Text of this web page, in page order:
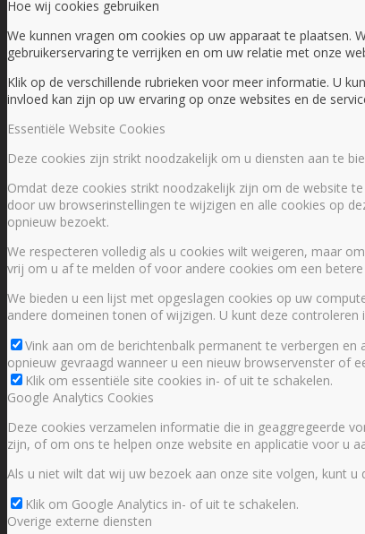
Hoe wij cookies gebruiken
We kunnen vragen om cookies op uw apparaat te
gebruikerservaring te verrijken en om uw relatie met onze
Klik op de verschillende rubrieken voor meer informatie. U
invloed kan zijn op uw ervaring op onze websites en de
Essentiële Website Cookies
Deze cookies zijn strikt noodzakelijk om u diensten aan te
Omdat deze cookies strikt noodzakelijk zijn om de website
door uw browserinstellingen te wijzigen en alle cookies op
opnieuw bezoekt.
We respecteren volledig als u cookies wilt weigeren, maar
vrij om u af te melden of voor andere cookies om een
We bieden u een lijst met opgeslagen cookies op uw
andere domeinen tonen of wijzigen. U kunt deze controleren
Vink aan om de berichtenbalk permanent te verbergen
opnieuw gevraagd wanneer u een nieuw browservenster of
Klik om essentiële site cookies in- of uit te schakelen.
Google Analytics Cookies
Deze cookies verzamelen informatie die in geaggregeerde
zijn, of om ons te helpen onze website en applicatie voor u
Als u niet wilt dat wij uw bezoek aan onze site volgen, kunt u
Klik om Google Analytics in- of uit te schakelen.
Overige externe diensten